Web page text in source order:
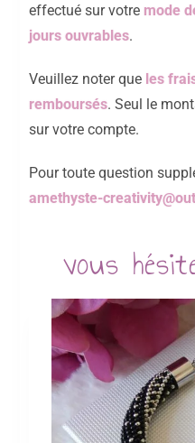
effectué sur votre mode
jours ouvrables.
Veuillez noter que les
remboursés. Seul le
sur votre compte.
Pour toute question
amethyste-
vous